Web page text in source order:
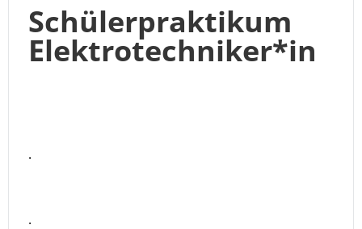
Schülerpraktikum
Elektrotechniker*in
.
.